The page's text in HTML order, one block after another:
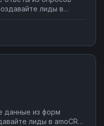
лиды в
обработку
программирования —
данные из форм
лиды в amoCRM